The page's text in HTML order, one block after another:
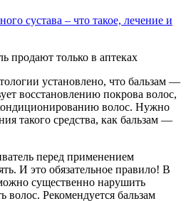
сустава – что такое, лечение и
установлено, что бальзам —
восстановлению покрова волос,
волос. Нужно
такого средства, как бальзам —
перед применением
И это обязательное правило! В
существенно нарушить
волос. Рекомендуется бальзам